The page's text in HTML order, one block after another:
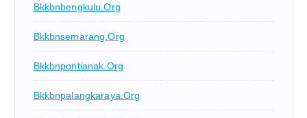
Bkkbnbengkulu.org
Bkkbnsemarang.org
Bkkbnpontianak.org
Bkkbnpalangkaraya.org